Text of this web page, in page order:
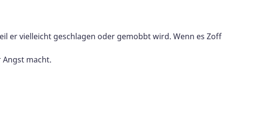
er vielleicht geschlagen oder gemobbt wird. Wenn es Zoff
macht.